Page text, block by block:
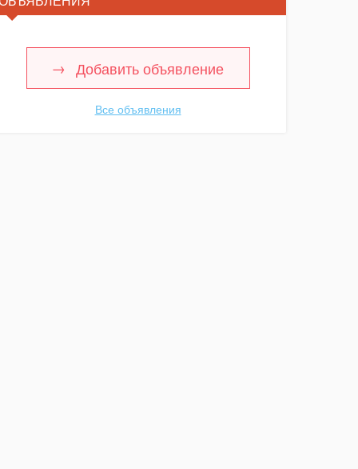
Добавить объявление
Все объявления